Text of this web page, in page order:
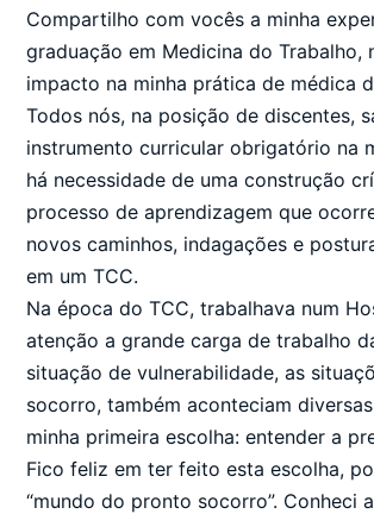
Compartilho com vocês a minha
graduação em Medicina do Trabalho,
impacto na minha prática de médica
Todos nós, na posição de discentes,
instrumento curricular obrigatório na
há necessidade de uma construção
processo de aprendizagem que
novos caminhos, indagações e
em um TCC.
Na época do TCC, trabalhava num
atenção a grande carga de trabalho
situação de vulnerabilidade, as
socorro, também aconteciam
minha primeira escolha: entender a
Fico feliz em ter feito esta escolha,
“mundo do pronto socorro”. Conheci